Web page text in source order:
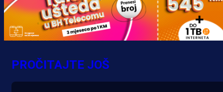
4 h 44 min
PROČITAJTE JOŠ